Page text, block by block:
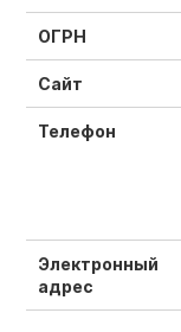
ОГРН
Сайт
Телефон
Электронный
адрес